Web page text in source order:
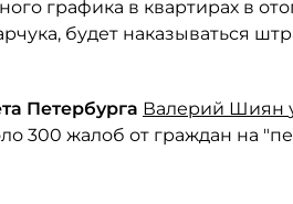
графика в квартирах в
будет наказываться
Петербурга Валерий Шиян
300 жалоб от граждан на